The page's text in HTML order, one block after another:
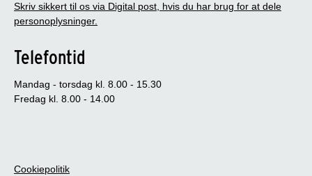
Skriv sikkert til os via Digital post, hvis du har brug for at dele
personoplysninger.
Telefontid
Mandag - torsdag kl. 8.00 - 15.30
Fredag kl. 8.00 - 14.00
Cookiepolitik